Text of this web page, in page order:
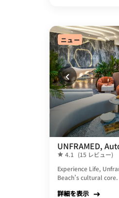
ニュー
UNFRAMED,
4.1
(15 レビュー)
Experience Life,
Beach’s cultural core.
詳細を表示